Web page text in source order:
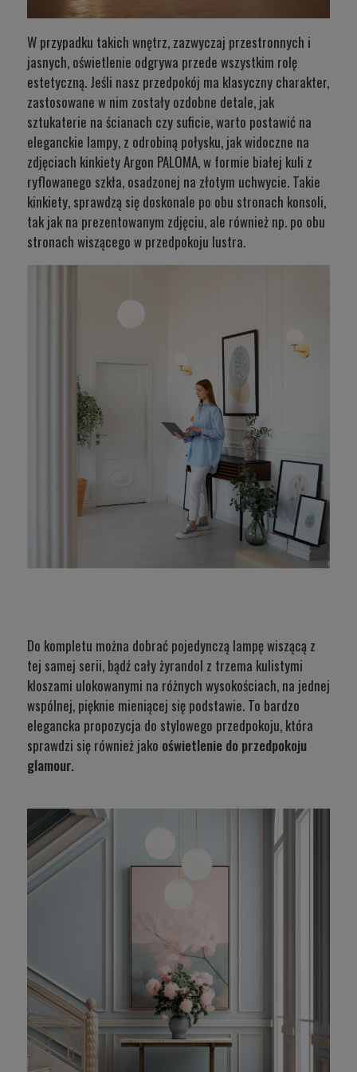
W przypadku takich wnętrz, zazwyczaj przestronnych i
jasnych, oświetlenie odgrywa przede wszystkim rolę
estetyczną. Jeśli nasz przedpokój ma klasyczny charakter,
zastosowane w nim zostały ozdobne detale, jak
sztukaterie na ścianach czy suficie, warto postawić na
eleganckie lampy, z odrobiną połysku, jak widoczne na
zdjęciach kinkiety Argon PALOMA, w formie białej kuli z
ryflowanego szkła, osadzonej na złotym uchwycie. Takie
kinkiety, sprawdzą się doskonale po obu stronach konsoli,
tak jak na prezentowanym zdjęciu, ale również np. po obu
stronach wiszącego w przedpokoju lustra.
Do kompletu można dobrać pojedynczą lampę wiszącą z
tej samej serii, bądź całyżyrandol z trzema kulistymi
kloszami ulokowanymi na różnych wysokościach, na jednej
wspólnej, pięknie mieniącej się podstawie. To bardzo
elegancka propozycja do stylowego przedpokoju, która
sprawdzi się również jako oświetlenie do przedpokoju
glamour.